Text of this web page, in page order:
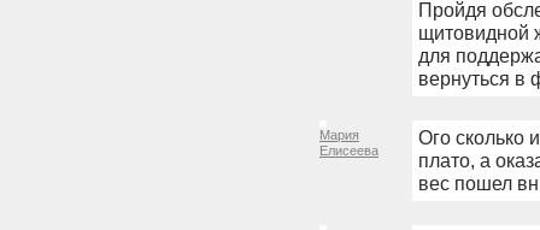
Пройдя
щитовидной
для
вернуться в
Мария
Елисеева
Ого сколько
плато, а
вес пошел